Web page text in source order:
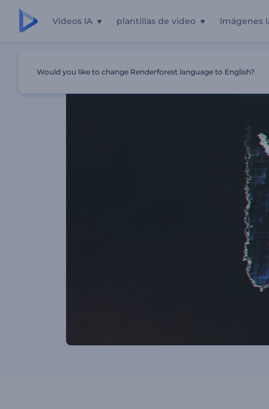
Videos IA plantillas de video Imágenes
Would you like to change Renderforest language to English?